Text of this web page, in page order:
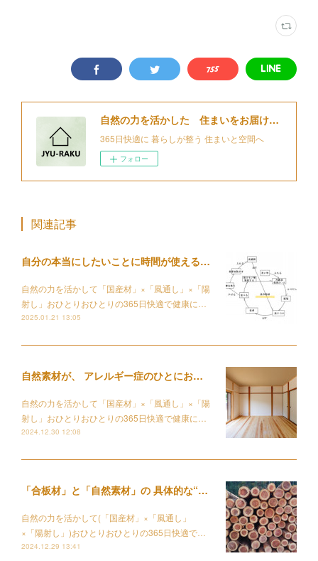
自然の力を活かした 住まいをお届けする 細江住楽設計
365日快適に 暮らしが整う 住まいと空間へ
フォロー
関連記事
自分の本当にしたいことに時間が使えるようになる家事動線を整える設計について
自然の力を活かして「国産材」×「風通し」×「陽
射し」おひとりおひとりの365日快適で健康に…
2025.01.21 13:05
自然素材が、 アレルギー症のひとにおすすめな理由
自然の力を活かして「国産材」×「風通し」×「陽
射し」おひとりおひとりの365日快適で健康に…
2024.12.30 12:08
「合板材」と「自然素材」の 具体的な“違い”ってなに？
自然の力を活かして(「国産材」×「風通し」
×「陽射し」)おひとりおひとりの365日快適で…
2024.12.29 13:41